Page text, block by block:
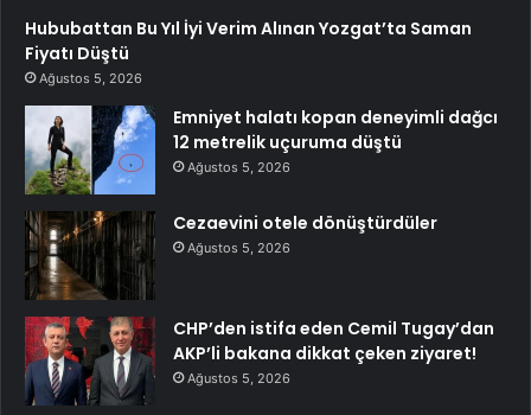
Hububattan Bu Yıl İyi Verim Alınan Yozgat’ta Saman
Fiyatı Düştü
Ağustos 5, 2026
Emniyet halatı kopan deneyimli dağcı
12 metrelik uçuruma düştü
Ağustos 5, 2026
Cezaevini otele dönüştürdüler
Ağustos 5, 2026
CHP’den istifa eden Cemil Tugay’dan
AKP’li bakana dikkat çeken ziyaret!
Ağustos 5, 2026